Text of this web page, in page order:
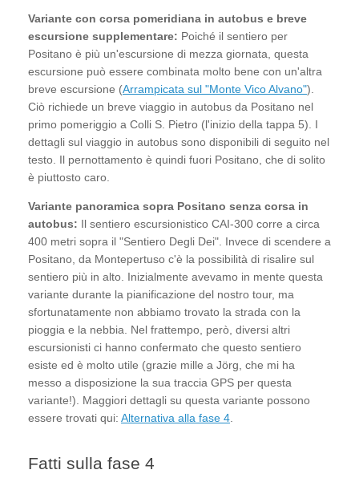
Variante con corsa pomeridiana in autobus e breve
escursione supplementare: Poiché il sentiero per
Positano è più un'escursione di mezza giornata, questa
escursione può essere combinata molto bene con un'altra
breve escursione (Arrampicata sul "Monte Vico Alvano").
Ciò richiede un breve viaggio in autobus da Positano nel
primo pomeriggio a Colli S. Pietro (l'inizio della tappa 5). I
dettagli sul viaggio in autobus sono disponibili di seguito nel
testo. Il pernottamento è quindi fuori Positano, che di solito
è piuttosto caro.
Variante panoramica sopra Positano senza corsa in
autobus: Il sentiero escursionistico CAI-300 corre a circa
400 metri sopra il "Sentiero Degli Dei". Invece di scendere a
Positano, da Montepertuso c'è la possibilità di risalire sul
sentiero più in alto. Inizialmente avevamo in mente questa
variante durante la pianificazione del nostro tour, ma
sfortunatamente non abbiamo trovato la strada con la
pioggia e la nebbia. Nel frattempo, però, diversi altri
escursionisti ci hanno confermato che questo sentiero
esiste ed è molto utile (grazie mille a Jörg, che mi ha
messo a disposizione la sua traccia GPS per questa
variante!). Maggiori dettagli su questa variante possono
essere trovati qui: Alternativa alla fase 4
Fatti sulla fase 4